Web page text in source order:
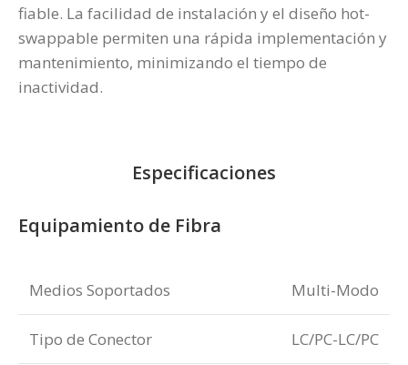
fiable. La facilidad de instalación y el diseño hot-
swappable permiten una rápida implementación y
mantenimiento, minimizando el tiempo de
inactividad.
Especificaciones
Equipamiento de Fibra
Medios Soportados Multi-Modo
Tipo de Conector LC/PC-LC/PC